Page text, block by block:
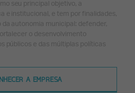
seu principal objetivo, a
e institucional, e tem por finalidades,
autonomia municipal: defender,
o desenvolvimento
públicos e das múltiplas políticas
A EMPRESA